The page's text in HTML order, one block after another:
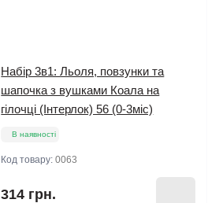
Набір 3в1: Льоля, повзунки та
шапочка з вушками Коала на
гілочці (Інтерлок) 56 (0-3міс)
В наявності
Код товару:0063
314 грн.